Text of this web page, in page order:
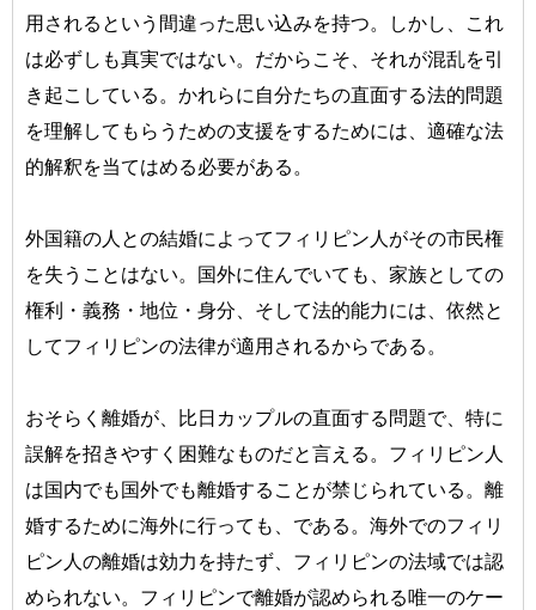
用されるという間違った思い込みを持つ。しかし、これ
は必ずしも真実ではない。だからこそ、それが混乱を引
き起こしている。かれらに自分たちの直面する法的問題
を理解してもらうための支援をするためには、適確な法
的解釈を当てはめる必要がある。
外国籍の人との結婚によってフィリピン人がその市民権
を失うことはない。国外に住んでいても、家族としての
権利・義務・地位・身分、そして法的能力には、依然と
してフィリピンの法律が適用されるからである。
おそらく離婚が、比日カップルの直面する問題で、特に
誤解を招きやすく困難なものだと言える。フィリピン人
は国内でも国外でも離婚することが禁じられている。離
婚するために海外に行っても、である。海外でのフィリ
ピン人の離婚は効力を持たず、フィリピンの法域では認
められない。フィリピンで離婚が認められる唯一のケー